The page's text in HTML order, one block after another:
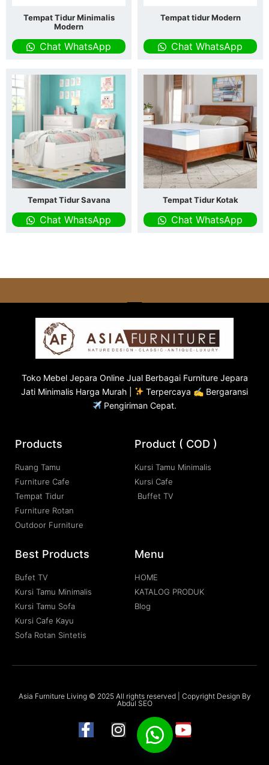
Tempat Tidur Minimalis
Modern
Chat WhatsApp
Tempat tidur Modern
Chat WhatsApp
Tempat Tidur Savana
Chat WhatsApp
Tempat Tidur Kotak
Chat WhatsApp
Toko Mebel Jepara Online Jual Berbagai Furniture Jepara
Jati Minimalis Harga Murah |
Terpercaya ✍ Bergaransi
Pengiriman Cepat.
Products
Ruang Tamu
Furniture Cafe
Tempat Tidur
Furniture Rotan
Outdoor Furniture
Product ( COD )
Kursi Tamu Minimalis
Kursi Cafe
Buffet TV
Best Products
Bufet TV
Kursi Tamu Minimalis
Kursi Tamu Sofa
Kursi Cafe Kayu
Sofa Rotan Sintetis
Menu
HOME
KATALOG PRODUK
Blog
Asia Furniture Living © 2025 All rights reserved | Copyright Design By
Abdul SEO